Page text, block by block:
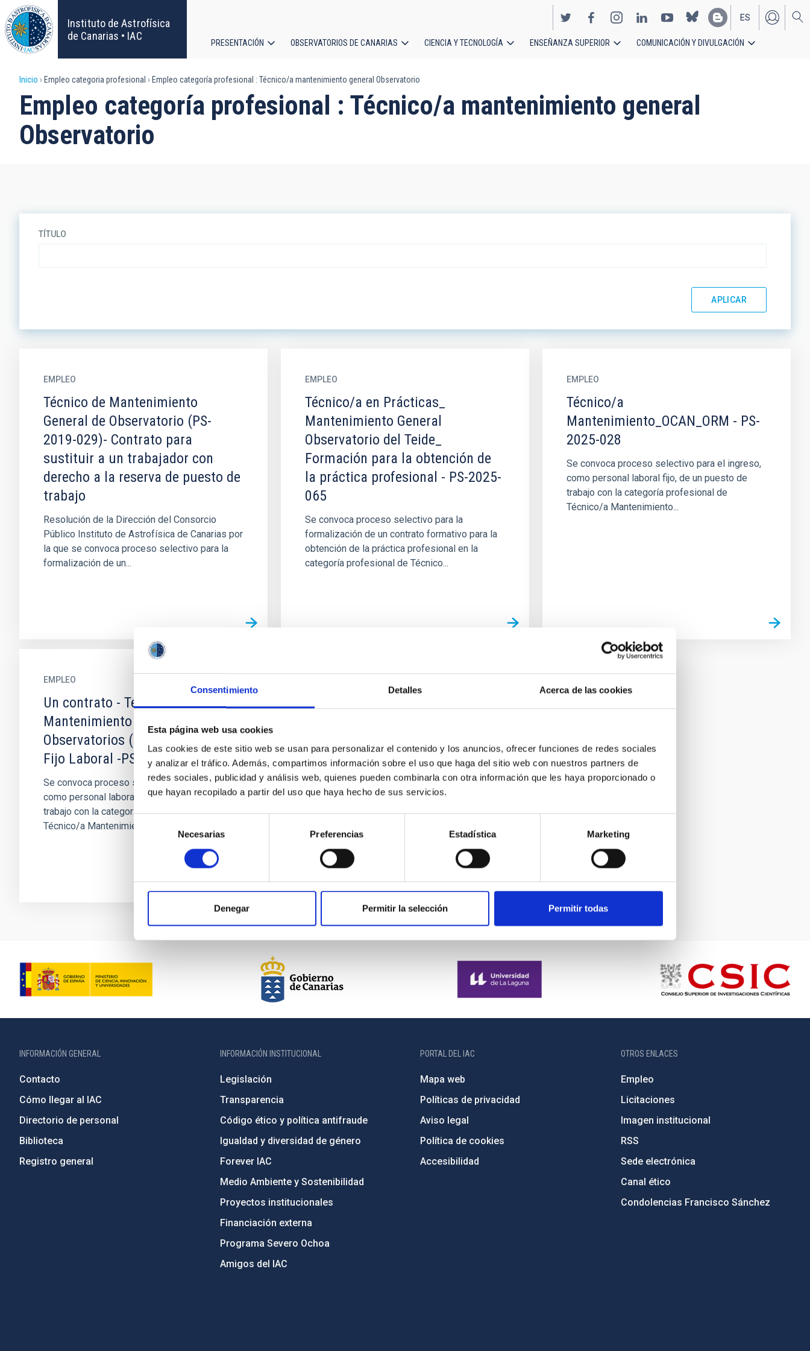
Consentimiento Detalles Acerca de las cookies
Esta página web usa cookies
Las cookies de este sitio web se usan para personalizar el contenido y los anuncios, ofrecer funciones de redes sociales
y analizar el tráfico. Además, compartimos información sobre el uso que haga del sitio web con nuestros partners de
redes sociales, publicidad y análisis web, quienes pueden combinarla con otra información que les haya proporcionado o
que hayan recopilado a partir del uso que haya hecho de sus servicios.
consentimiento
Necesarias Preferencias Estadística Marketing
Denegar Permitir la selección Permitir todas
Pasar
al
contenido
principal
Instituto de Astrofísica
de Canarias • IAC
EN
ES
principal
PRESENTACIÓN OBSERVATORIOS DE CANARIAS CIENCIA Y TECNOLOGÍA ENSEÑANZA SUPERIOR COMUNICACIÓN Y DIVULGACIÓN
Sobrescribir
enlaces
de
la
navegación
Inicio Empleo categoria profesional Empleo categoría profesional : Técnico/a mantenimiento general Observatorio
Empleo categoría profesional : Técnico/a mantenimiento general
Observatorio
TÍTULO
EMPLEO
Técnico de Mantenimiento
General de Observatorio (PS-
2019-029)- Contrato para
sustituir a un trabajador con
derecho a la reserva de puesto de
trabajo
Resolución de la Dirección del Consorcio
Público Instituto de Astrofísica de Canarias por
la que se convoca proceso selectivo para la
formalización de un...
EMPLEO
Técnico/a en Prácticas_
Mantenimiento General
Observatorio del Teide_
Formación para la obtención de
la práctica profesional - PS-2025-
065
Se convoca proceso selectivo para la
formalización de un contrato formativo para la
obtención de la práctica profesional en la
categoría profesional de Técnico...
EMPLEO
Técnico/a
Mantenimiento_OCAN_ORM - PS-
2025-028
Se convoca proceso selectivo para el ingreso,
como personal laboral fijo, de un puesto de
trabajo con la categoría profesional de
Técnico/a Mantenimiento...
EMPLEO
Un contrato - Técnico/a
Mantenimiento General
Observatorios (ORM-La Palma) -
Fijo Laboral -PS-2026-031
Se convoca proceso selectivo para el ingreso,
como personal laboral fijo, de un puesto de
trabajo con la categoría profesional de
Técnico/a Mantenimiento...
INFORMACIÓN GENERAL
Contacto
Cómo llegar al IAC
Directorio de personal
Biblioteca
Registro general
INFORMACIÓN INSTITUCIONAL
Legislación
Transparencia
Código ético y política antifraude
Igualdad y diversidad de género
Forever IAC
Medio Ambiente y Sostenibilidad
Proyectos institucionales
Financiación externa
Programa Severo Ochoa
Amigos del IAC
PORTAL DEL IAC
Mapa web
Políticas de privacidad
Aviso legal
Política de cookies
Accesibilidad
OTROS ENLACES
Empleo
Licitaciones
Imagen institucional
RSS
Sede electrónica
Canal ético
Condolencias Francisco Sánchez